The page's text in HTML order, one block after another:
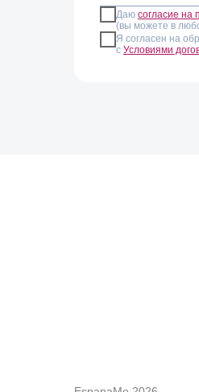
Даю согласие на
(вы можете в
Я согласен на
с Условиями